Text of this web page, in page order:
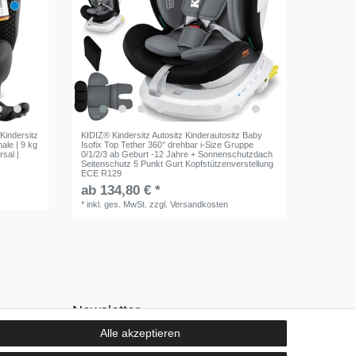
| 9 kg
|
KIDIZ® Kindersitz Autositz Kinderautositz Baby
Isofix Top Tether 360° drehbar i-Size Gruppe
0/1/2/3 ab Geburt -12 Jahre + Sonnenschutzdach
Seitenschutz 5 Punkt Gurt Kopfstützenverstellung
ECE R129
ab 134,80 € *
*inkl. ges. MwSt. zzgl.Versandkosten
Newsletter
E-MAIL **
Alle akzeptieren